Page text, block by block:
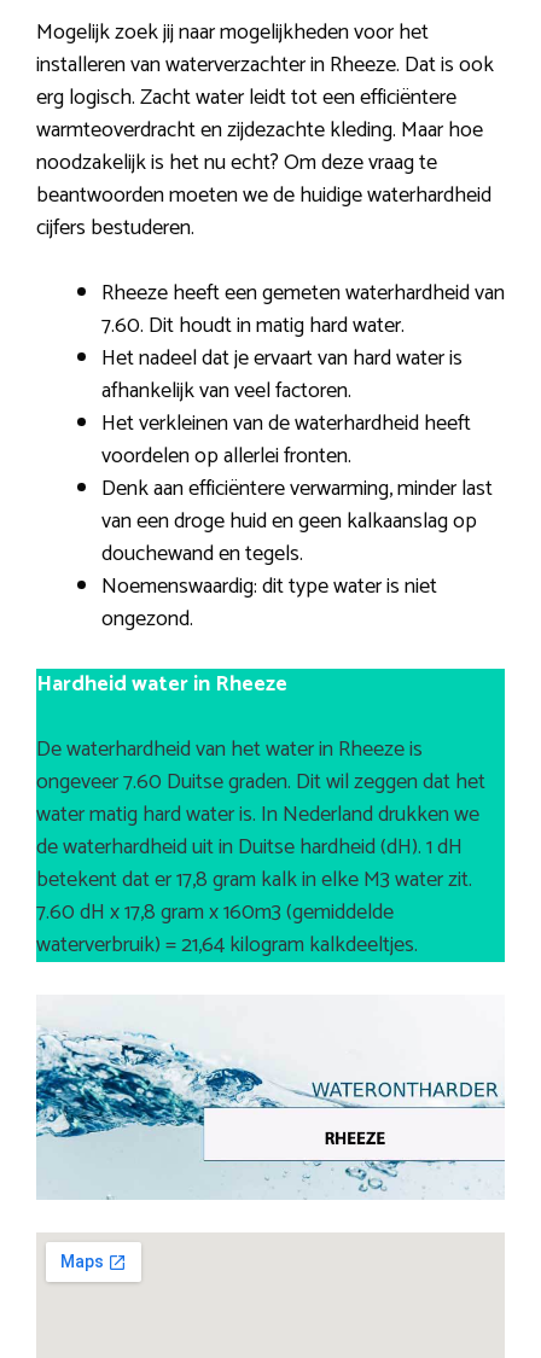
Mogelijk zoek jij naar mogelijkheden voor het
installeren van waterverzachter in Rheeze. Dat is ook
erg logisch. Zacht water leidt tot een efficiëntere
warmteoverdracht en zijdezachte kleding. Maar hoe
noodzakelijk is het nu echt? Om deze vraag te
beantwoorden moeten we de huidige waterhardheid
cijfers bestuderen.
Rheeze heeft een gemeten waterhardheid van
7.60. Dit houdt in matig hard water.
Het nadeel dat je ervaart van hard water is
afhankelijk van veel factoren.
Het verkleinen van de waterhardheid heeft
voordelen op allerlei fronten.
Denk aan efficiëntere verwarming, minder last
van een droge huid en geen kalkaanslag op
douchewand en tegels.
Noemenswaardig: dit type water is niet
ongezond.
Hardheid water in Rheeze
De waterhardheid van het water in Rheeze is
ongeveer 7.60 Duitse graden. Dit wil zeggen dat het
water matig hard water is. In Nederland drukken we
de waterhardheid uit in Duitse hardheid (dH). 1 dH
betekent dat er 17,8 gram kalk in elke M3 water zit.
7.60 dH x 17,8 gram x 160m3 (gemiddelde
waterverbruik) = 21,64 kilogram kalkdeeltjes.